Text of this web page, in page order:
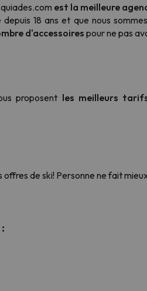
est la meilleure
18 ans et que nous
d'accessoires pour ne pas
proposent les meilleurs
de ski! Personne ne fait